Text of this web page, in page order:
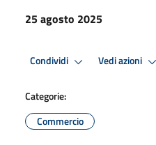
25 agosto 2025
Condividi Vedi azioni
Categorie:
Commercio